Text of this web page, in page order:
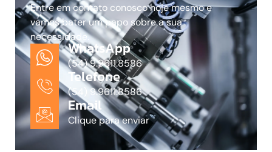
Entre em contato conosco hoje mesmo e
vamos bater um papo sobre a sua
necessidade.
WhatsApp
(54) 9.9611.8586
Telefone
(54) 9.9611.8586
Email
Clique para enviar